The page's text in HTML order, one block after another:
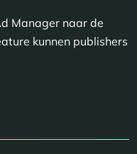
Manager naar de
kunnen publishers